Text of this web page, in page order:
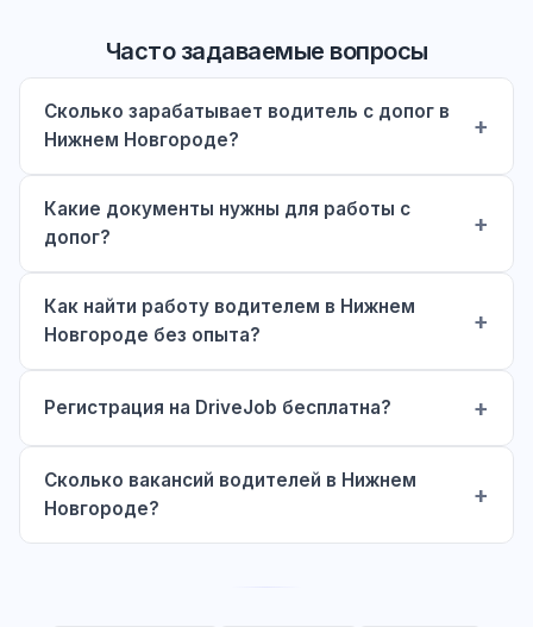
Часто задаваемые вопросы
Сколько зарабатывает водитель с допог в
Нижнем Новгороде?
Какие документы нужны для работы с
допог?
Как найти работу водителем в Нижнем
Новгороде без опыта?
Регистрация на DriveJob бесплатна?
Сколько вакансий водителей в Нижнем
Новгороде?